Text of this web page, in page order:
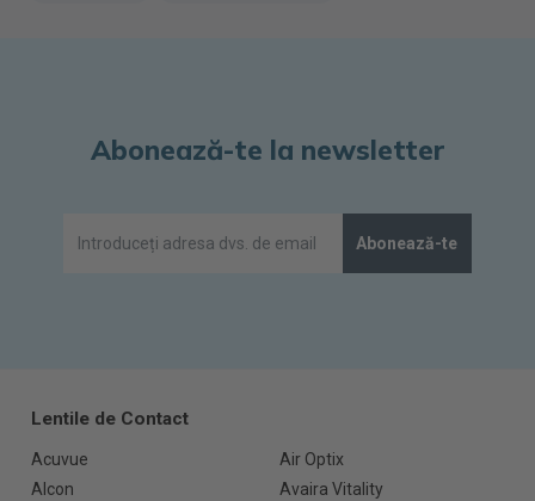
Abonează-te la newsletter
Abonează-te
Lentile de Contact
Acuvue
Air Optix
Alcon
Avaira Vitality